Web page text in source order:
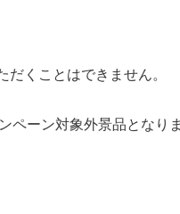
くことはできません。
ペーン対象外景品となり